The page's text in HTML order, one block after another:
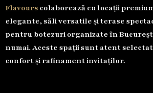
Flavours colaborează cu locații
elegante, săli versatile și terase
pentru botezuri organizate în
numai. Aceste spații sunt atent
confort și rafinament invitaților.